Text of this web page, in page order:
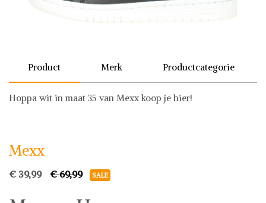
Product Merk Productcategorie
Hoppa wit in maat 35 van Mexx koop je hier!
Mexx
€ 39,99 € 69,99 SALE